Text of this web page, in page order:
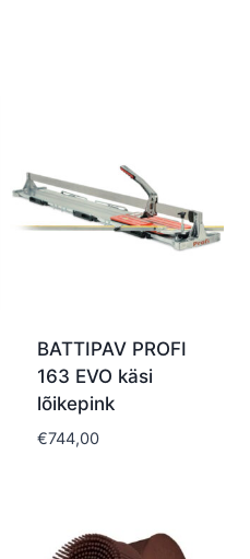
BATTIPAV PROFI
163 EVO käsi
lõikepink
€744,00